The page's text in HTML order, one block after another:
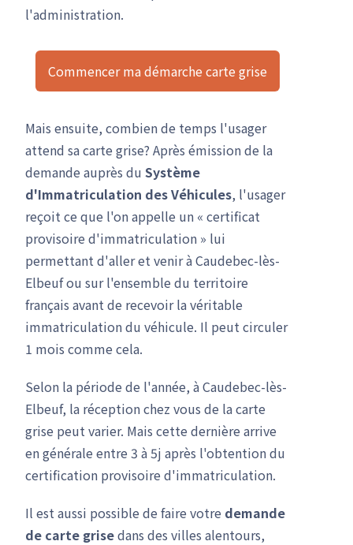
l'administration.
Commencer ma démarche carte grise
Mais ensuite, combien de temps l'usager
attend sa carte grise? Après émission de la
demande auprès du Système
d'Immatriculation des Véhicules, l'usager
reçoit ce que l'on appelle un « certificat
provisoire d'immatriculation » lui
permettant d'aller et venir à Caudebec-lès-
Elbeuf ou sur l'ensemble du territoire
français avant de recevoir la véritable
immatriculation du véhicule. Il peut circuler
1 mois comme cela.
Selon la période de l'année, à Caudebec-lès-
Elbeuf, la réception chez vous de la carte
grise peut varier. Mais cette dernière arrive
en générale entre 3 à 5j après l'obtention du
certification provisoire d'immatriculation.
Il est aussi possible de faire votre demande
de carte grisedans des villes alentours,